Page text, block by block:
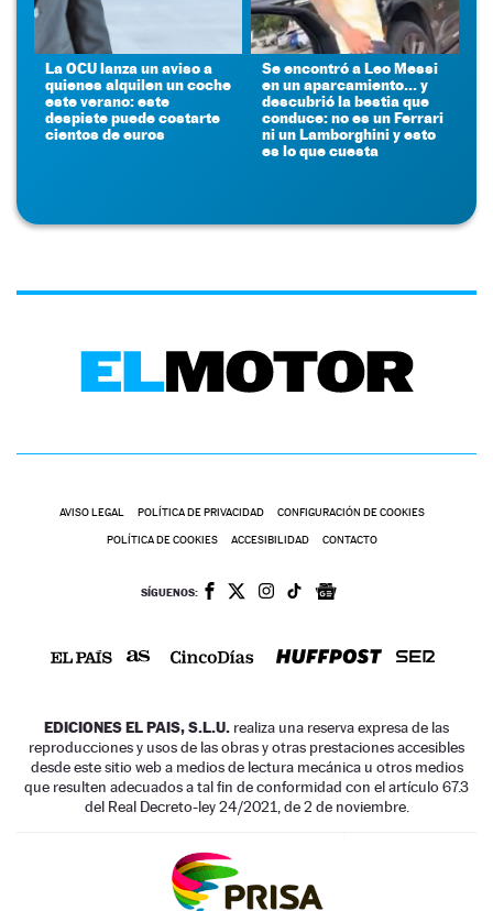
La OCU lanza un aviso a
quienes alquilen un coche
este verano: este
despiste puede costarte
cientos de euros
Se encontró a Leo Messi
en un aparcamiento... y
descubrió la bestia que
conduce: no es un Ferrari
ni un Lamborghini y esto
es lo que cuesta
AVISO LEGAL POLÍTICA DE PRIVACIDAD CONFIGURACIÓN DE COOKIES
POLÍTICA DE COOKIES ACCESIBILIDAD CONTACTO
SÍGUENOS:
EDICIONES EL PAIS, S.L.U. realiza una reserva expresa de las
reproducciones y usos de las obras y otras prestaciones accesibles
desde este sitio web a medios de lectura mecánica u otros medios
que resulten adecuados a tal fin de conformidad con el artículo 67.3
del Real Decreto-ley 24/2021, de 2 de noviembre.